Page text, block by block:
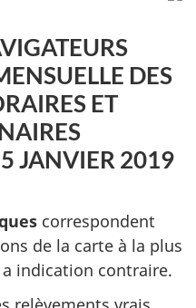
DES
ET
JANVIER 2019
correspondent
de la carte à la plus
a indication contraire.